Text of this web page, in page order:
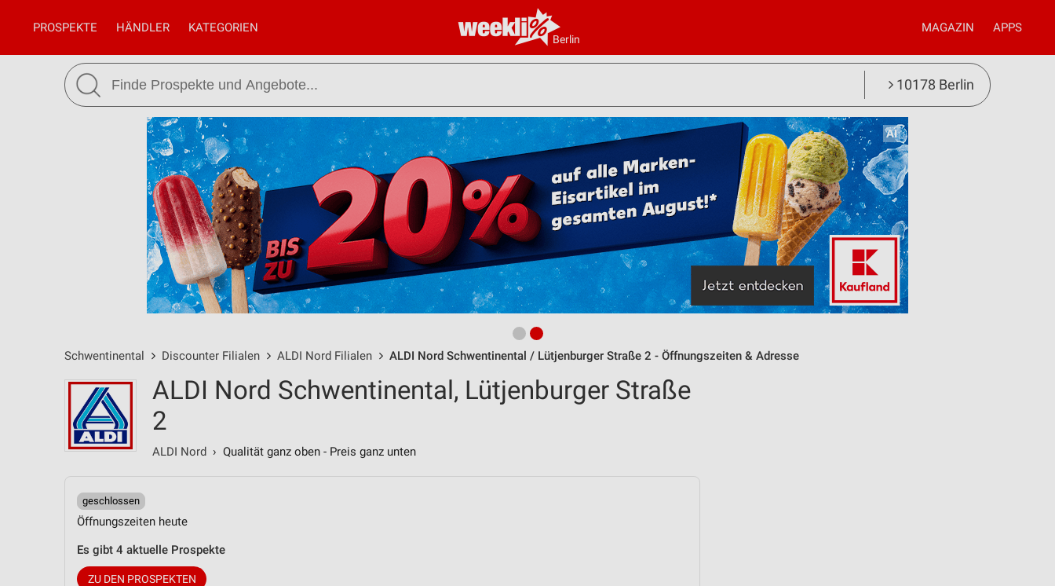
Berlin
PROSPEKTE HÄNDLER KATEGORIEN MAGAZIN APPS
10178 Berlin
Schwentinental Discounter Filialen ALDI Nord Filialen ALDI Nord Schwentinental / Lütjenburger Straße 2 - Öffnungszeiten & Adresse
ALDI Nord Schwentinental, Lütjenburger Straße
2
ALDI Nord › Qualität ganz oben - Preis ganz unten
geschlossen
Öffnungszeiten heute
Es gibt 4 aktuelle Prospekte
ZU DEN PROSPEKTEN